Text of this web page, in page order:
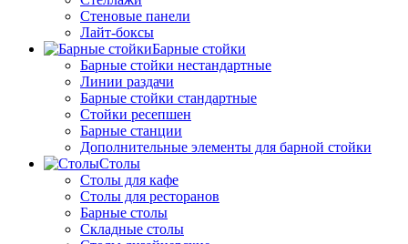
Стеновые панели
Лайт-боксы
Барные стойки
Барные стойки нестандартные
Линии раздачи
Барные стойки стандартные
Стойки ресепшен
Барные станции
Дополнительные элементы для барной стойки
Столы
Столы для кафе
Столы для ресторанов
Барные столы
Складные столы